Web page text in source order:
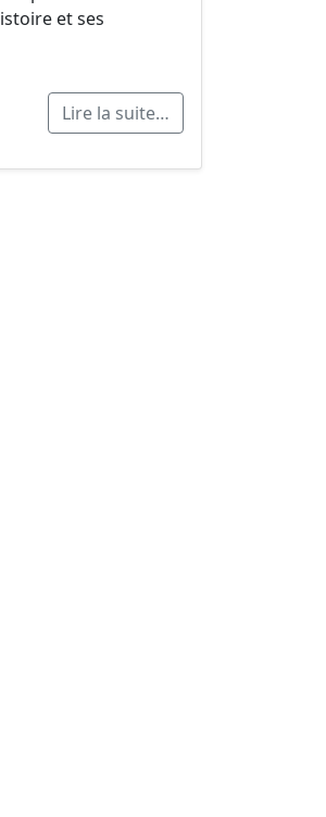
et ses
Lire la suite…